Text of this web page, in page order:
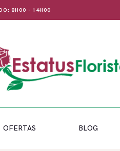
8H00 - 14H00
OFERTAS BLOG